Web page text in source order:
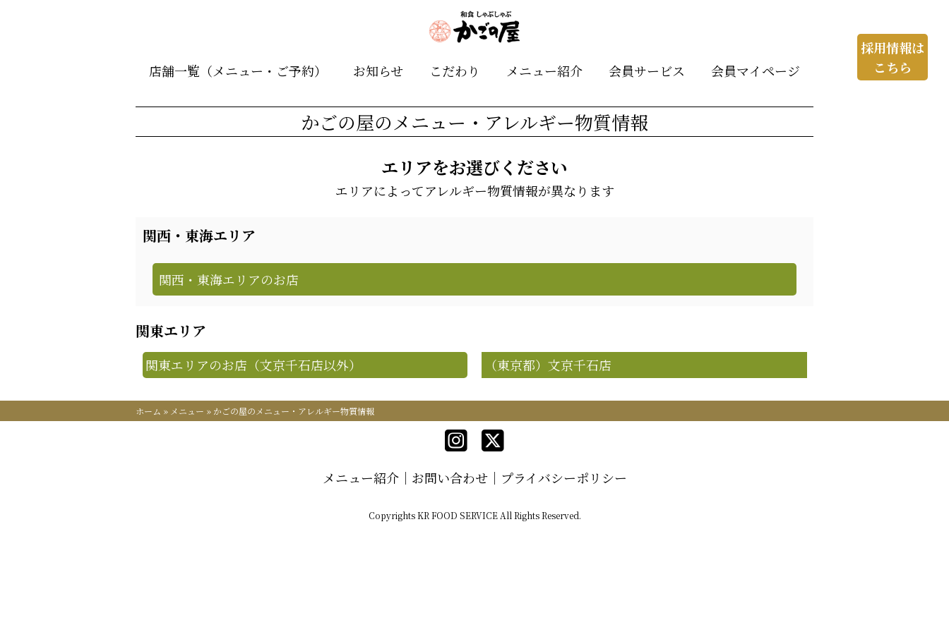
店舗一覧（メニュー・ご予約） お知らせ こだわり メニュー紹介 会員サービス 会員マイページ
採用情報は
こちら
かごの屋のメニュー・アレルギー物質情報
エリアをお選びください
エリアによってアレルギー物質情報が異なります
関西・東海エリア
関西・東海エリアのお店
関東エリア
関東エリアのお店（文京千石店以外） （東京都）文京千石店
ホーム » メニュー » かごの屋のメニュー・アレルギー物質情報
メニュー紹介 お問い合わせ プライバシーポリシー
Copyrights KR FOOD SERVICE All Rights Reserved.